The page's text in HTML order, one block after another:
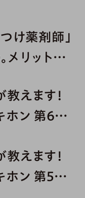
け薬剤師」
メリットや
えます！
ホン 第6回
んの見方
えます！
ホン 第5回